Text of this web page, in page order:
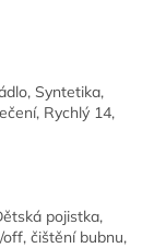
Syntetika,
Rychlý 14,
pojistka,
čištění bubnu,